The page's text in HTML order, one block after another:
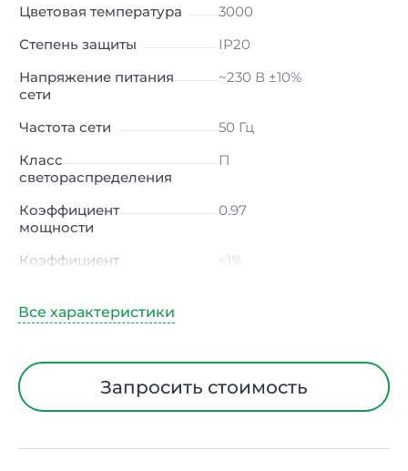
Цветовая температура
3000
Степень защиты
IP20
Напряжение питания
сети
~230 В ±10%
Частота сети
50 Гц
Класс
светораспределения
П
Коэффициент
мощности
0.97
Коэффициент
<1%
Индекс цветопередачи
Тип кривой силы света
Д (косинусная)
Угол рассеивания
120ᵒ
Запросить стоимость